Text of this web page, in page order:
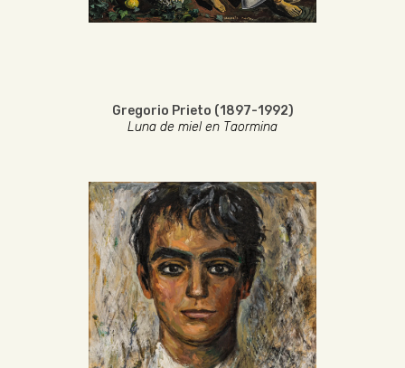
Gregorio Prieto (1897-1992)
Luna de miel en Taormina